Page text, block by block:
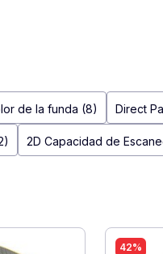
de la funda (8) Direct
2D Capacidad de
42%